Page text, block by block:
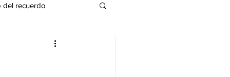
del recuerdo